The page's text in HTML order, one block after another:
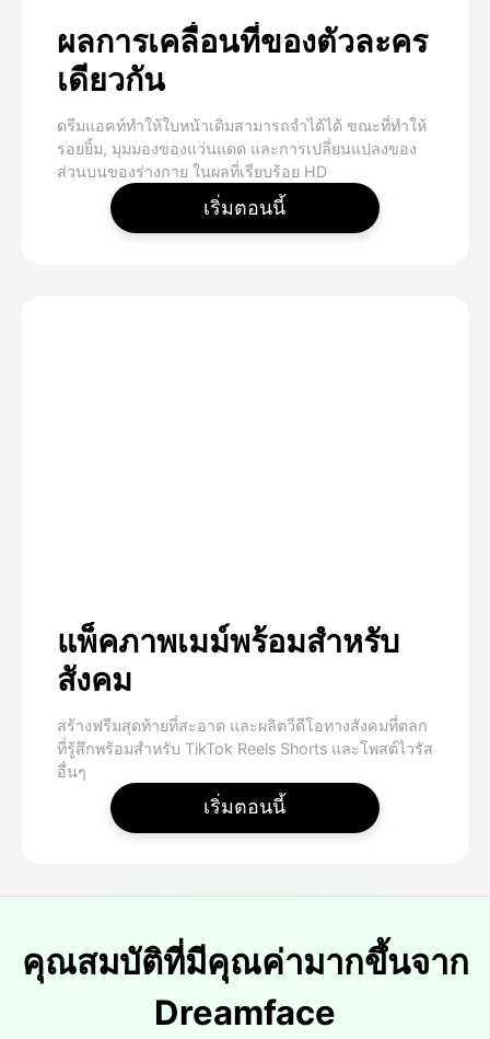
ผลการเคลื่อนที่ของตัวละคร
เดียวกัน
ดรีมแอคท์ทําให้ใบหน้าเดิมสามารถจําได้ได้ ขณะที่ทําให้
รอยยิ้ม, มุมมองของแว่นแดด และการเปลี่ยนแปลงของ
ส่วนบนของร่างกาย ในผลที่เรียบร้อย HD
เริ่มตอนนี้
แพ็คภาพเมม์พร้อมสําหรับ
สังคม
สร้างฟรีมสุดท้ายที่สะอาด และผลิตวีดีโอทางสังคมที่ตลก
ที่รู้สึกพร้อมสําหรับ TikTok Reels Shorts และโพสต์ไวรัส
อื่นๆ
เริ่มตอนนี้
คุณสมบัติที่มีคุณค่ามากขึ้นจาก
Dreamface